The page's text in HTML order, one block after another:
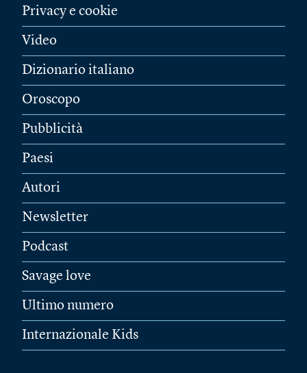
Privacy e cookie
Video
Dizionario italiano
Oroscopo
Pubblicità
Paesi
Autori
Newsletter
Podcast
Savage love
Ultimo numero
Internazionale Kids